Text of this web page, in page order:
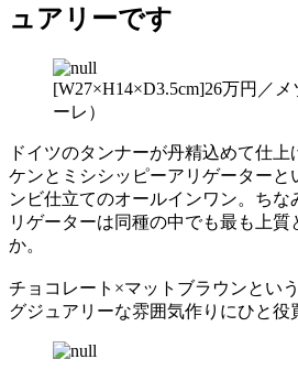
ュアリーです
[W27×H14×D3.5cm]26万円／
ーレ）
ドイツのタンナーが丹精込めて仕
ケンとミシシッピーアリゲーターと
ンビ仕立てのオールインワン。ちな
リゲーターは同種の中でも最も上質
か。
チョコレート×マットブラウンとい
グジュアリーな雰囲気作りにひと役